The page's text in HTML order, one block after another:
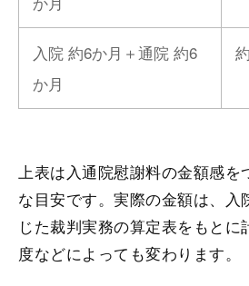
入院 約6か月＋通院 約6
か月
上表は入通院慰謝料の金額感を
な目安です。実際の金額は、入
じた裁判実務の算定表をもとに
度などによっても変わります。